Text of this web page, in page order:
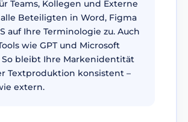
Teams, Kollegen und Externe
Beteiligten in Word, Figma
auf Ihre Terminologie zu. Auch
wie GPT und Microsoft
So bleibt Ihre Markenidentität
Textproduktion konsistent –
extern.